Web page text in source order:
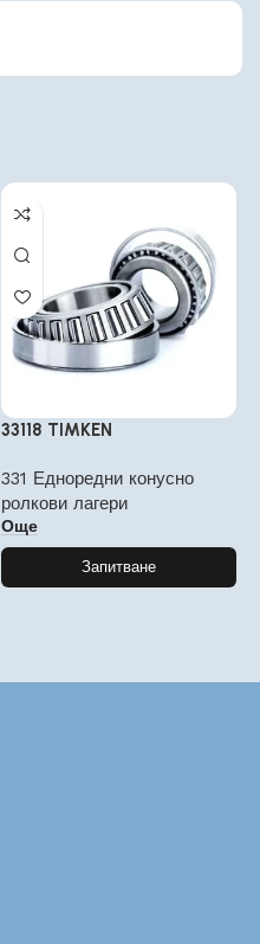
33118 TIMKEN
331 Едноредни конусно
ролкови лагери
Още
Запитване